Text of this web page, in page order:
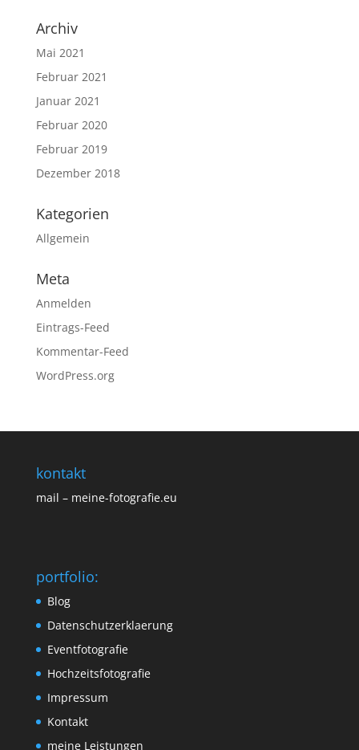
Archiv
Mai 2021
Februar 2021
Januar 2021
Februar 2020
Februar 2019
Dezember 2018
Kategorien
Allgemein
Meta
Anmelden
Eintrags-Feed
Kommentar-Feed
WordPress.org
kontakt
mail – meine-fotografie.eu
portfolio:
Blog
Datenschutzerklaerung
Eventfotografie
Hochzeitsfotografie
Impressum
Kontakt
meine Leistungen